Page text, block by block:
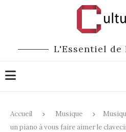
L'Essentiel
Accueil Musique
un piano à vous faire aimer le